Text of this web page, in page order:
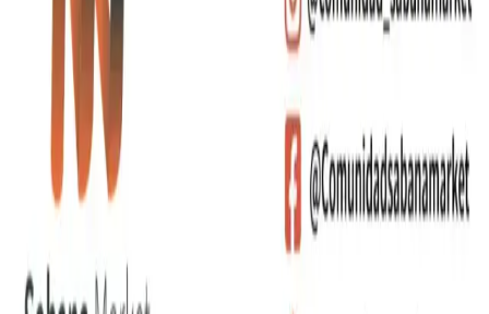
Tecnología
Contacto
+(57) 310 556 6599
+(57)
310 683 5116
gerencia@sabanamarket.com